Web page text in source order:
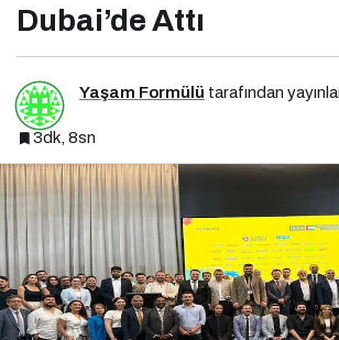
Dubai’de Attı
Yaşam Formülü tarafından
3dk, 8sn